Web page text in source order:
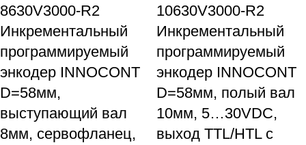
8630V3000-R2
Инкрементальный
программируемый
энкодер INNOCONT
D=58мм,
выступающий вал
8мм, сервофланец,
10630V3000-R2
Инкрементальный
программируемый
энкодер INNOCONT
D=58мм, полый вал
10мм, 5…30VDC,
выход TTL/HTL с